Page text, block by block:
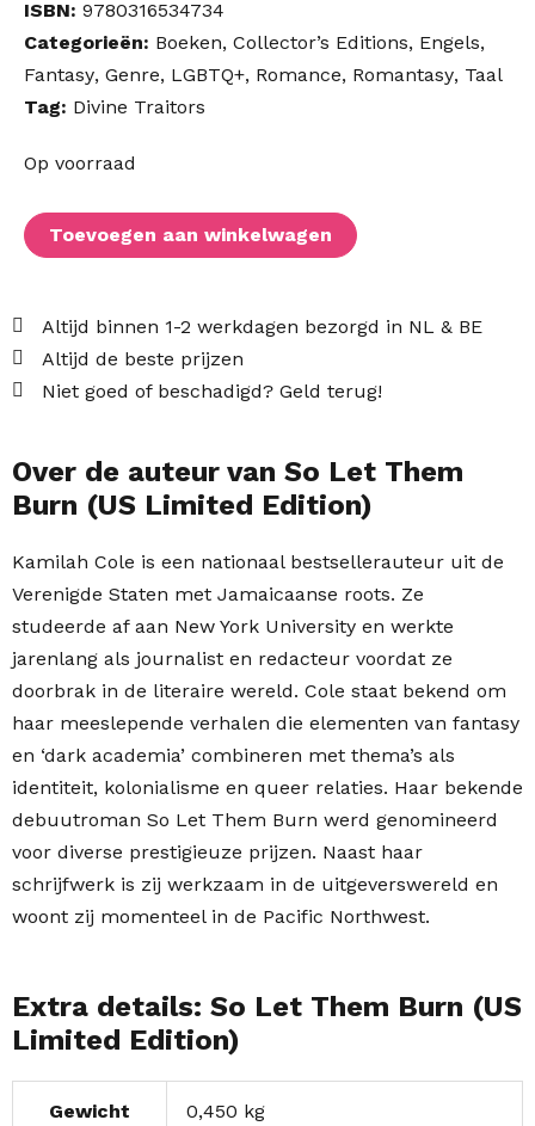
ISBN: 9780316534734
Categorieën: Boeken, Collector’s Editions, Engels,
Fantasy, Genre, LGBTQ+, Romance, Romantasy, Taal
Tag: Divine Traitors
Op voorraad
So
Them
Burn
Limited
Edition)
aantal
Toevoegen aan winkelwagen
Altijd binnen 1-2 werkdagen bezorgd in NL & BE
Altijd de beste prijzen
Niet goed of beschadigd? Geld terug!
Over de auteur van So Let Them
Burn (US Limited Edition)
Kamilah Cole is een nationaal bestsellerauteur uit de
Verenigde Staten met Jamaicaanse roots. Ze
studeerde af aan New York University en werkte
jarenlang als journalist en redacteur voordat ze
doorbrak in de literaire wereld. Cole staat bekend om
haar meeslepende verhalen die elementen van fantasy
en ‘dark academia’ combineren met thema’s als
identiteit, kolonialisme en queer relaties. Haar bekende
debuutroman So Let Them Burn werd genomineerd
voor diverse prestigieuze prijzen. Naast haar
schrijfwerk is zij werkzaam in de uitgeverswereld en
woont zij momenteel in de Pacific Northwest.
Extra details: So Let Them Burn (US
Limited Edition)
Gewicht 0,450 kg